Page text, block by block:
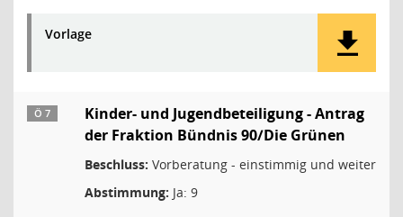
Vorlage
Ö 7
Kinder- und Jugendbeteiligung - Antrag
der Fraktion Bündnis 90/Die Grünen
Beschluss: Vorberatung - einstimmig und weiter
Abstimmung: Ja: 9